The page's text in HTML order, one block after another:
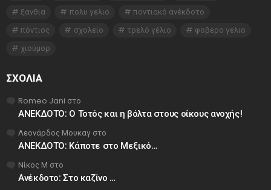
ξανθια
πολυ γελιο
ποντιακό ανέκδοτο
πόντιος
σχολείο τρελό γέλιο
φοβερο γελιο
χιούμορ
ΣΧΌΛΙΑ
Romeo Jani στο
ΑΝΕΚΔΟΤΟ: Ο Τοτός και η βόλτα στους οίκους ανοχής!
Λεονάρδος Μουκαγ στο
ΑΝΕΚΔΟΤΟ: Κάποτε στο Μεξικό…
Νίκος Μ στο
Ανέκδοτο: Στο καζίνο …